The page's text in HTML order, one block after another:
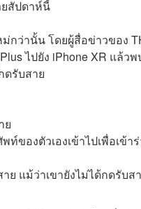
ยสัปดาห์นี้
กว่านั้น โดยผู้สื่อข่าวของ
ไปยัง iPhone XR แล้วพ
ดรับสาย
ย
ของตัวเองเข้าไปเพื่อเข้า
ย แม้ว่าเขายังไม่ได้กดรับส